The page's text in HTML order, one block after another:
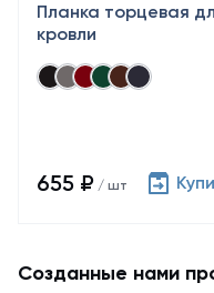
Планка торцевая
кровли
655 ₽ / шт
Созданные нами